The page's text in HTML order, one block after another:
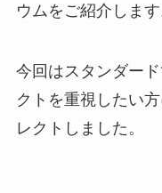
ウムをご紹介します
今回はスタンダー
クトを重視したい
レクトしました。